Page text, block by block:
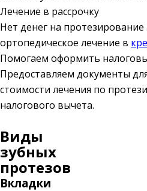
Лечение в рассрочку
Нет денег на
ортопедическое лечение в
Помогаем оформить
Предоставляем документы
стоимости лечения по
налогового вычета.
Виды
зубных
протезов
Вкладки